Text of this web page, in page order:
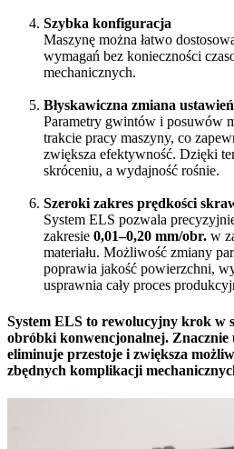
Szybka konfiguracja
Maszynę można łatwo
wymagań bez konieczności
mechanicznych.
Błyskawiczna zmiana ustawień
Parametry gwintów i posuwów
trakcie pracy maszyny, co
zwiększa efektywność. Dzięki
skróceniu, a wydajność rośnie.
Szeroki zakres prędkości
System ELS pozwala
zakresie 0,01–0,20 mm/obr. w
materiału. Możliwość zmiany
poprawia jakość powierzchni,
usprawnia cały proces
System ELS to rewolucyjny krok w
obróbki konwencjonalnej. Znacznie
eliminuje przestoje i zwiększa
zbędnych komplikacji